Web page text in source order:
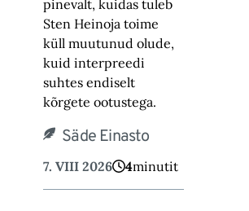
pinevalt, kuidas tuleb
Sten Heinoja toime
küll muutunud olude,
kuid ‎interpreedi
suhtes endiselt
kõrgete ootustega.‎
Säde Einasto
7. VIII 2026 4minutit